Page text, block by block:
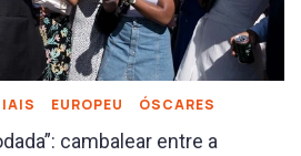
EUROPEU ÓSCARES
cambalear entre a